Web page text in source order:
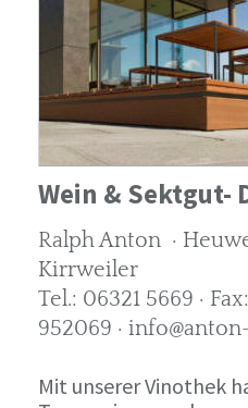
Wein & Sektgut-
Ralph Anton ·
Kirrweiler
Tel.: 06321 5669 ·
952069 ·
Mit unserer Vinothek